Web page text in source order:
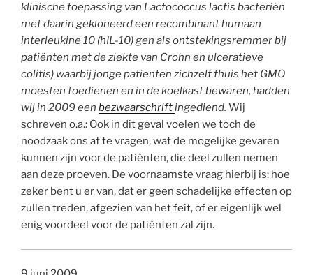
klinische toepassing van Lactococcus lactis bacteriën
met daarin gekloneerd een recombinant humaan
interleukine 10 (hIL-10) gen als ontstekingsremmer bij
patiënten met de ziekte van Crohn en ulceratieve
colitis) waarbij jonge patienten zichzelf thuis het GMO
moesten toedienen en in de koelkast bewaren, hadden
wij in 2009 een bezwaarschriftingediend. Wij
schreven o.a.: Ook in dit geval voelen we toch de
noodzaak ons af te vragen, wat de mogelijke gevaren
kunnen zijn voor de patiënten, die deel zullen nemen
aan deze proeven. De voornaamste vraag hierbij is: hoe
zeker bent u er van, dat er geen schadelijke effecten op
zullen treden, afgezien van het feit, of er eigenlijk wel
enig voordeel voor de patiënten zal zijn.